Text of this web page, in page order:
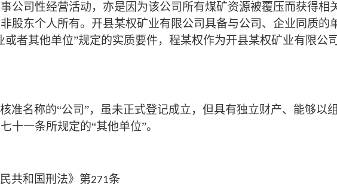
公司性经营活动，亦是因为该公司所有煤矿资源被覆压而获得相
股东个人所有。开县某权矿业有限公司具备与公司、企业同质的
或者其他单位”规定的实质要件，程某权作为开县某权矿业有限公
准名称的“公司”，虽未正式登记成立，但具有独立财产、能够以
十一条所规定的“其他单位”。
民共和国刑法》第271条